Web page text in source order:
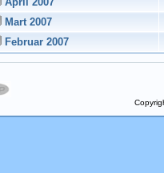
Mart 2007
Februar 2007